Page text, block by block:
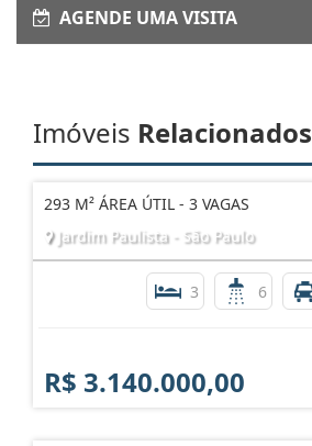
AGENDE UMA VISITA
Imóveis Relacionados
293 M² ÁREA ÚTIL - 3 VAGAS
Jardim Paulista - São Paulo
3 6
R$ 3.140.000,00